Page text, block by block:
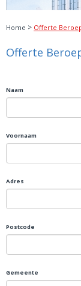
Home > Offerte
Offerte
Naam
Voornaam
Adres
Postcode
Gemeente